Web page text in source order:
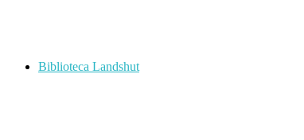
Biblioteca Landshut